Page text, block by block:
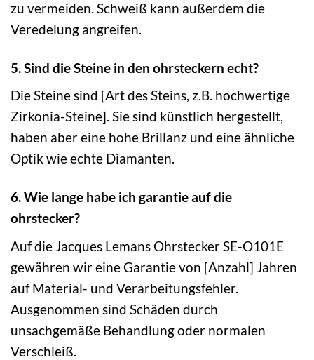
zu vermeiden. Schweiß kann außerdem die
Veredelung angreifen.
5. Sind die Steine in den ohrsteckern echt?
Die Steine sind [Art des Steins, z.B. hochwertige
Zirkonia-Steine]. Sie sind künstlich hergestellt,
haben aber eine hohe Brillanz und eine ähnliche
Optik wie echte Diamanten.
6. Wie lange habe ich garantie auf die
ohrstecker?
Auf die Jacques Lemans Ohrstecker SE-O101E
gewähren wir eine Garantie von [Anzahl] Jahren
auf Material- und Verarbeitungsfehler.
Ausgenommen sind Schäden durch
unsachgemäße Behandlung oder normalen
Verschleiß.